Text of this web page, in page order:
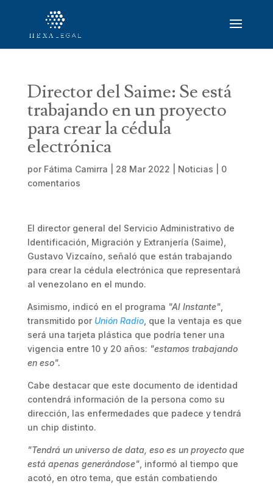
Director del Saime: Se está
trabajando en un proyecto
para crear la cédula
electrónica
por Fátima Camirra 28 Mar 2022 Noticias
0
comentarios
El director general del Servicio Administrativo de
Identificación, Migración y Extranjería (Saime),
Gustavo Vizcaíno, señaló que están trabajando
para crear la cédula electrónica que representará
al venezolano en el mundo.
Asimismo, indicó en el programa "Al Instante",
transmitido por Unión Radio, que la ventaja es que
será una tarjeta plástica que podría tener una
vigencia entre 10 y 20 años: "estamos trabajando
en eso".
Cabe destacar que este documento de identidad
contendrá información de la persona como su
dirección, las enfermedades que padece y tendrá
un chip distinto.
"Tendrá un universo de data, eso es un proyecto que
está apenas generándose", informó al tiempo que
acotó, en otro tema, que están combatiendo